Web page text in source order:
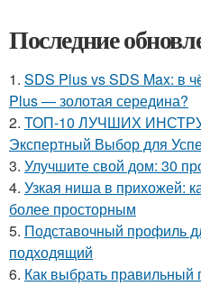
Последние
1. SDS Plus vs SDS Max: в
Plus — золотая середина?
2. ТОП-10 ЛУЧШИХ
Экспертный Выбор для
3. Улучшите свой дом: 30
4. Узкая ниша в прихожей:
более просторным
5. Подставочный профиль
подходящий
6. Как выбрать